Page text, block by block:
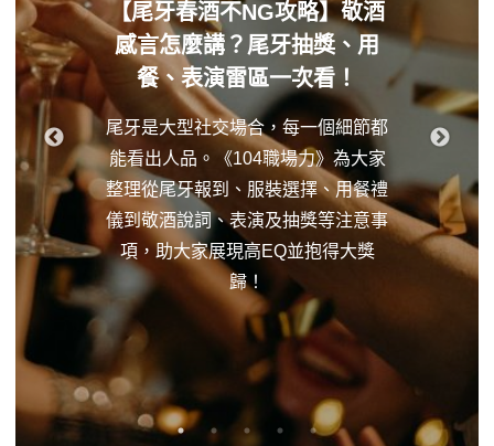
【尾牙春酒不NG攻略】敬酒
感言怎麼講？尾牙抽獎、用
餐、表演雷區一次看！
尾牙是大型社交場合，每一個細節都
能看出人品。《104職場力》為大家
整理從尾牙報到、服裝選擇、用餐禮
儀到敬酒說詞、表演及抽獎等注意事
項，助大家展現高EQ並抱得大獎
歸！